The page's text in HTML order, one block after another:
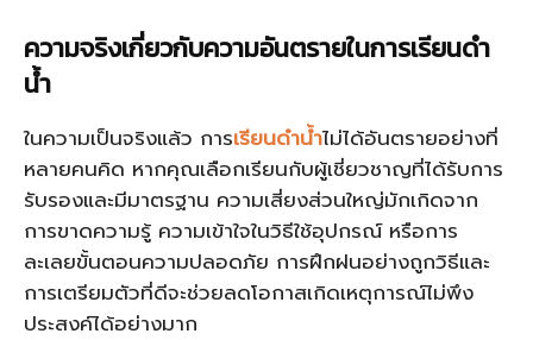
ความจริงเกี่ยวกับความอันตรายในการเรียนดำ
น้ำ
ในความเป็นจริงแล้ว การเรียนดำน้ำไม่ได้อันตรายอย่างที่
หลายคนคิด หากคุณเลือกเรียนกับผู้เชี่ยวชาญที่ได้รับการ
รับรองและมีมาตรฐาน ความเสี่ยงส่วนใหญ่มักเกิดจาก
การขาดความรู้ ความเข้าใจในวิธีใช้อุปกรณ์ หรือการ
ละเลยขั้นตอนความปลอดภัย การฝึกฝนอย่างถูกวิธีและ
การเตรียมตัวที่ดีจะช่วยลดโอกาสเกิดเหตุการณ์ไม่พึง
ประสงค์ได้อย่างมาก